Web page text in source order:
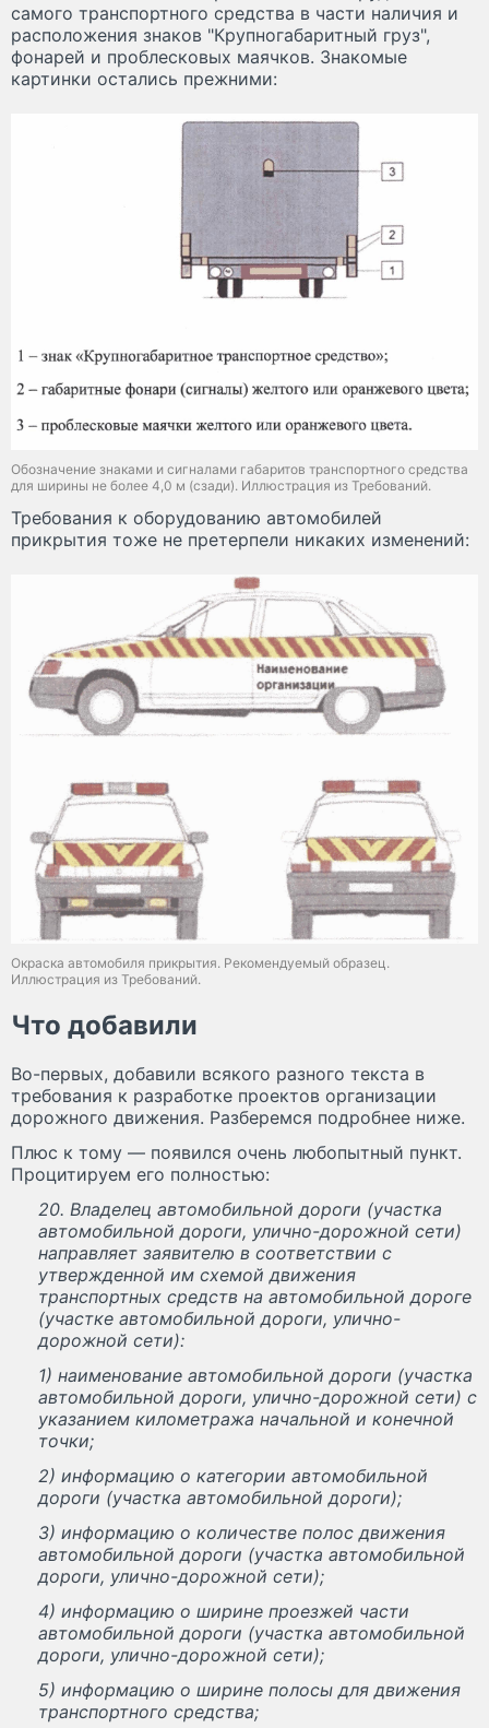
самого транспортного средства в части наличия и
расположения знаков "Крупногабаритный груз",
фонарей и проблесковых маячков. Знакомые
картинки остались прежними:
Обозначение знаками и сигналами габаритов транспортного средства
для ширины не более 4,0 м (сзади). Иллюстрация из Требований.
Требования к оборудованию автомобилей
прикрытия тоже не претерпели никаких изменений:
Окраска автомобиля прикрытия. Рекомендуемый образец.
Иллюстрация из Требований.
Что добавили
Во-первых, добавили всякого разного текста в
требования к разработке проектов организации
дорожного движения. Разберемся подробнее ниже.
Плюс к тому — появился очень любопытный пункт.
Процитируем его полностью:
20. Владелец автомобильной дороги (участка
автомобильной дороги, улично-дорожной сети)
направляет заявителю в соответствии с
утвержденной им схемой движения
транспортных средств на автомобильной дороге
(участке автомобильной дороги, улично-
дорожной сети):
1) наименование автомобильной дороги (участка
автомобильной дороги, улично-дорожной сети) с
указанием километража начальной и конечной
точки;
2) информацию о категории автомобильной
дороги (участка автомобильной дороги);
3) информацию о количестве полос движения
автомобильной дороги (участка автомобильной
дороги, улично-дорожной сети);
4) информацию о ширине проезжей части
автомобильной дороги (участка автомобильной
дороги, улично-дорожной сети);
5) информацию о ширине полосы для движения
транспортного средства;